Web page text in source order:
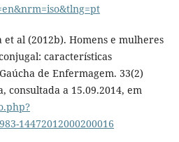
al (2012b). Homens e mulheres
características
de Enfermagem. 33(2)
consultada a 15.09.2014, em
14472012000200016